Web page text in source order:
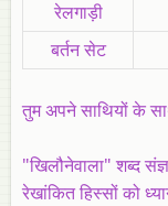
रेलगाड़ी
बर्तन सेट
तुम अपने साथियों के
"खिलौनेवाला" शब्द
रेखांकित हिस्सों को